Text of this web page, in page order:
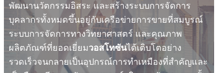
พัฒนานวัตกรรมอิสระ และสร้างระบบการจัดการ
บุคลากรทั้งหมดขึ้นอยู่กับเครือข่ายการขายที่สมบูรณ์
ระบบการจัดการทางวิทยาศาสตร์ และคุณภาพ
ผลิตภัณฑ์ที่ยอดเยี่ยมวอสโทซันได้เติบโตอย่าง
รวดเร็วจนกลายเป็นอุปกรณ์การทำเหมืองที่สำคัญและ